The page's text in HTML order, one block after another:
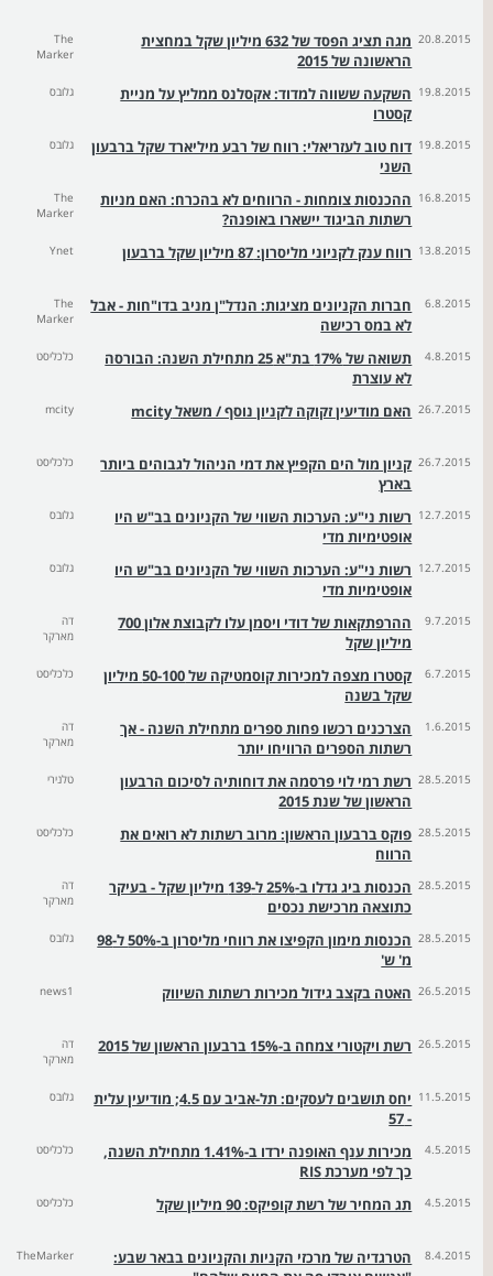
20.8.2015
מגה תציג הפסד של 632 מיליון שקל במחצית
הראשונה של 2015
The
Marker
19.8.2015 השקעה ששווה למדוד: אקסלנס ממליץ על מניית
קסטרו
גלובס
19.8.2015 דוח טוב לעזריאלי: רווח של רבע מיליארד שקל ברבעון
השני
גלובס
16.8.2015 ההכנסות צומחות - הרווחים לא בהכרח: האם מניות
רשתות הביגוד יישארו באופנה?
The
Marker
13.8.2015 רווח ענק לקניוני מליסרון: 87 מיליון שקל ברבעון Ynet
6.8.2015
חברות הקניונים מציגות: הנדל"ן מניב בדו"חות - אבל
לא במס רכישה
The
Marker
4.8.2015
תשואה של 17% בת"א 25 מתחילת השנה: הבורסה
לא עוצרת
כלכליסט
26.7.2015 האם מודיעין זקוקה לקניון נוסף / משאל mcity mcity
26.7.2015 קניון מול הים הקפיץ את דמי הניהול לגבוהים ביותר
בארץ
כלכליסט
12.7.2015 רשות ני"ע: הערכות השווי של הקניונים בב"ש היו
אופטימיות מדי
גלובס
12.7.2015 רשות ני"ע: הערכות השווי של הקניונים בב"ש היו
אופטימיות מדי
גלובס
9.7.2015
ההרפתקאות של דודי ויסמן עלו לקבוצת אלון 700
מיליון שקל
דה
מארקר
6.7.2015
קסטרו מצפה למכירות קוסמטיקה של 50-100 מיליון
שקל בשנה
כלכליסט
1.6.2015
הצרכנים רכשו פחות ספרים מתחילת השנה - אך
רשתות הספרים הרוויחו יותר
דה
מארקר
28.5.2015 רשת רמי לוי פרסמה את דוחותיה לסיכום הרבעון
הראשון של שנת 2015
טלנירי
28.5.2015 פוקס ברבעון הראשון: מרוב רשתות לא רואים את
הרווח
כלכליסט
28.5.2015
הכנסות ביג גדלו ב-25% ל-139 מיליון שקל - בעיקר
כתוצאה מרכישת נכסים
דה
מארקר
28.5.2015
הכנסות מימון הקפיצו את רווחי מליסרון ב-50% ל-98
מ' ש'
גלובס
26.5.2015 האטה בקצב גידול מכירות רשתות השיווק news1
26.5.2015 רשת ויקטורי צמחה ב-15% ברבעון הראשון של 2015
דה
מארקר
11.5.2015
יחס תושבים לעסקים: תל-אביב עם 4.5; מודיעין עלית
- 57
גלובס
4.5.2015
מכירות ענף האופנה ירדו ב-1.41% מתחילת השנה,
כך לפי מערכת RIS
כלכליסט
4.5.2015 תג המחיר של רשת קופיקס: 90 מיליון שקל כלכליסט
8.4.2015
הטרגדיה של מרכזי הקניות והקניונים בבאר שבע:
TheMarker